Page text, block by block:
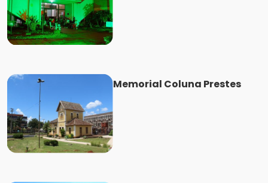
Memorial Coluna Prestes